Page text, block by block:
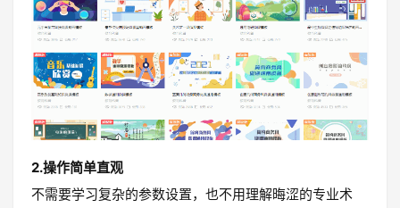
2.操作简单直观
不需要学习复杂的参数设置，也不用理解晦涩的专业术